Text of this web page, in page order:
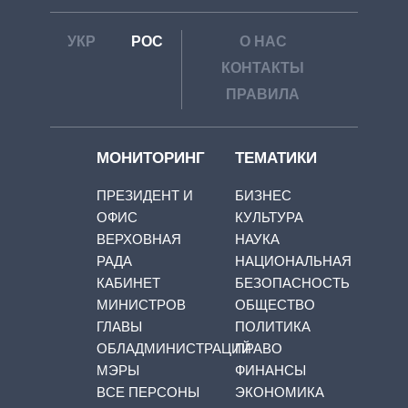
УКР РОС
О НАС
КОНТАКТЫ
ПРАВИЛА
МОНИТОРИНГ
ПРЕЗИДЕНТ И
ОФИС
ВЕРХОВНАЯ
РАДА
КАБИНЕТ
МИНИСТРОВ
ГЛАВЫ
ОБЛАДМИНИСТРАЦИЙ
МЭРЫ
ВСЕ ПЕРСОНЫ
ТЕМАТИКИ
БИЗНЕС
КУЛЬТУРА
НАУКА
НАЦИОНАЛЬНАЯ
БЕЗОПАСНОСТЬ
ОБЩЕСТВО
ПОЛИТИКА
ПРАВО
ФИНАНСЫ
ЭКОНОМИКА